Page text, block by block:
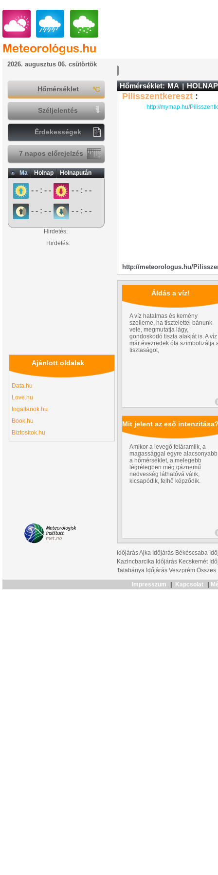
2026. augusztus 06. csütörtök
Hőmérséklet: MA HOLNAP
Pilisszentkereszt :
http://mymap.hu/
http://meteorologus.hu/
Áldás a víz!
A víz hatalmas és kemény
szelleme, ha tisztelettel bánunk
vele, megmutatja lágy,
gondoskodó tiszta alakját is. A víz
már évezredek óta szimbolizálja
tisztaságot,
Mit jelent az eső
Amikor a levegő feláramlik, a
magassággal egyre alacsonyabb
a hőmérséklet, a melegebb
légrétegben még gáznemű
nedvesség láthatóvá válik,
kicsapódik, felhő képződik.
Időjárás Ajka Időjárás Békéscsaba
Kazincbarcika Időjárás Kecskemét
Tatabánya Időjárás Veszprém Összes
Hőmérséklet
Széljelentés
Érdekességek
7 napos előrejelzés
Ma Holnap Holnapután
- - : - - - - : - -
- - : - - - - : - -
Hirdetés:
Hirdetés:
Ajánlott oldalak
Data.hu
Love.hu
Ingatlanok.hu
Book.hu
Biztositok.hu
Impresszum Kapcsolat